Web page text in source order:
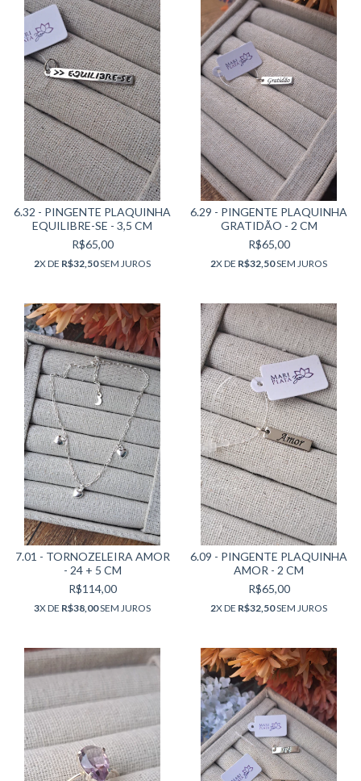
6.32 - PINGENTE PLAQUINHA
EQUILIBRE-SE - 3,5 CM
R$65,00
2X DE R$32,50SEM JUROS
6.29 - PINGENTE PLAQUINHA
GRATIDÃO - 2 CM
R$65,00
2X DE R$32,50SEM JUROS
7.01 - TORNOZELEIRA AMOR
- 24 + 5 CM
R$114,00
3X DE R$38,00SEM JUROS
6.09 - PINGENTE PLAQUINHA
AMOR - 2 CM
R$65,00
2X DE R$32,50SEM JUROS